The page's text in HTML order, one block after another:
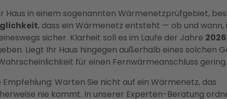
Haus in einem sogenannten Wärmenetzprüfgebiet,
, dass ein Wärmenetz entsteht — ob und wann,
sicher. Klarheit soll es im Laufe der Jahre
Liegt Ihr Haus hingegen außerhalb eines solchen
für einen Fernwärmeanschluss gering.
Empfehlung: Warten Sie nicht auf ein Wärmenetz, das
nie kommt. In unserer Experten-Beratung